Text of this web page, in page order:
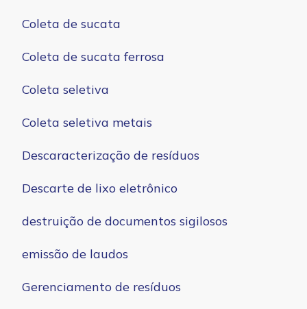
Coleta de sucata
Coleta de sucata ferrosa
Coleta seletiva
Coleta seletiva metais
Descaracterização de resíduos
Descarte de lixo eletrônico
destruição de documentos sigilosos
emissão de laudos
Gerenciamento de resíduos